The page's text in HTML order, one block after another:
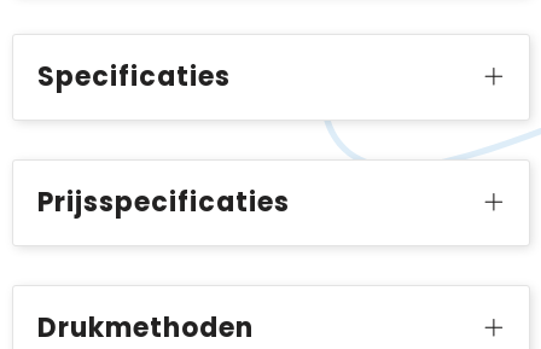
Specificaties
Prijsspecificaties
Drukmethoden